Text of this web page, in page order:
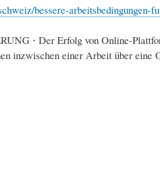
bessere-arbeitsbedingungen-
⋅ Der Erfolg von Online-
inzwischen einer Arbeit über